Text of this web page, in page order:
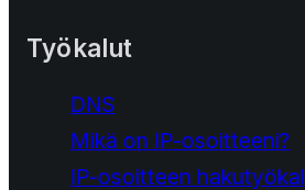
Työkalut
DNS
Mikä on IP-osoitteeni?
IP-osoitteen